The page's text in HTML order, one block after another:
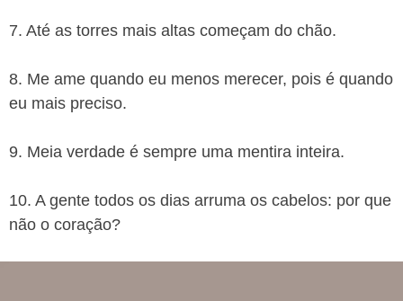
7. Até as torres mais altas começam do chão.
8. Me ame quando eu menos merecer, pois é quando
eu mais preciso.
9. Meia verdade é sempre uma mentira inteira.
10. A gente todos os dias arruma os cabelos: por que
não o coração?